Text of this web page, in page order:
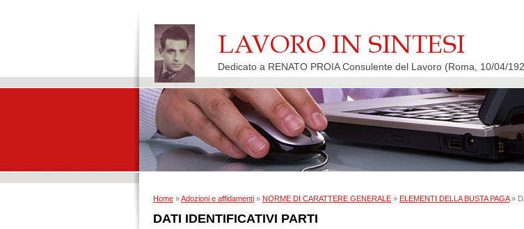
Dedicato a RENATO PROIA Consulente del Lavoro (Roma, 10/04/
Home »Adozioni e affidamenti » NORME DI CARATTERE GENERALE » ELEMENTI DELLA BUSTA PAGA»
DATI IDENTIFICATIVI PARTI